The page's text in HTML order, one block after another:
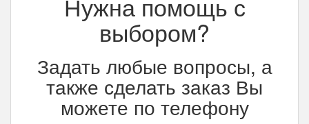
выбором?
Задать любые вопросы, а
также сделать заказ Вы
можете по телефону